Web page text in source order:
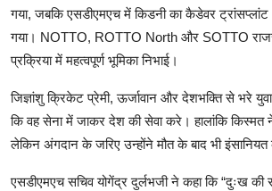
गया, जबकि एसडीएमएच में किडनी का कैडेवर ट्रांसप्लांट
गया। NOTTO, ROTTO North और SOTTO
प्रक्रिया में महत्वपूर्ण भूमिका निभाई।
जिज्ञांशु क्रिकेट प्रेमी, ऊर्जावान और देशभक्ति से भरे
कि वह सेना में जाकर देश की सेवा करे। हालांकि किस्मत
लेकिन अंगदान के जरिए उन्होंने मौत के बाद भी इंसानियत
एसडीएमएच सचिव योगेंद्र दुर्लभजी ने कहा कि “दुःख